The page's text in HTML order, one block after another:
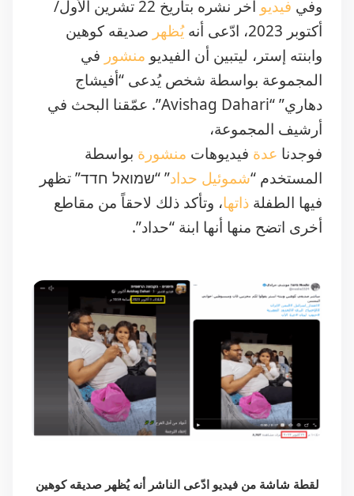
وابنته إستر، ليتبين أن الفيديومنشورفي
المجموعة بواسطة شخص يُدعى “أفيشاج
دهاري” “Avishag Dahari”. عمّقنا البحث في
أرشيف المجموعة،
فوجدنا
عدةفيديوهاتمنشورةبواسطة
المستخدم “شموئيل حداد
فيها الطفلة ذاتها، وتأكد ذلك لاحقاً من مقاطع
أخرى اتضح منها أنها ابنة “حداد”.